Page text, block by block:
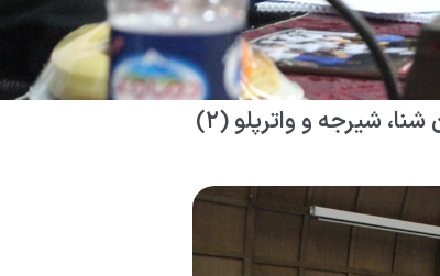
شیرجه و واترپلو (۲)